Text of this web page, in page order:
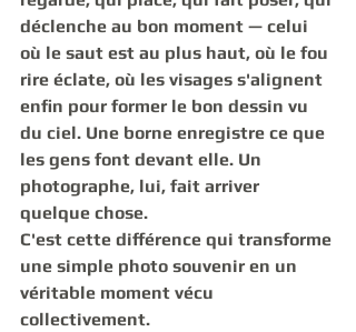
déclenche au bon moment — celui
où le saut est au plus haut, où le fou
rire éclate, où les visages s'alignent
enfin pour former le bon dessin vu
du ciel. Une borne enregistre ce que
les gens font devant elle. Un
photographe, lui, fait arriver
quelque chose.
C'est cette différence qui transforme
une simple photo souvenir en un
véritable moment vécu
collectivement.